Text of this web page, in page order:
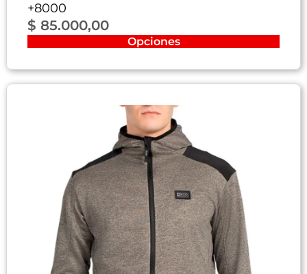
+8000
$ 85.000,00
Opciones